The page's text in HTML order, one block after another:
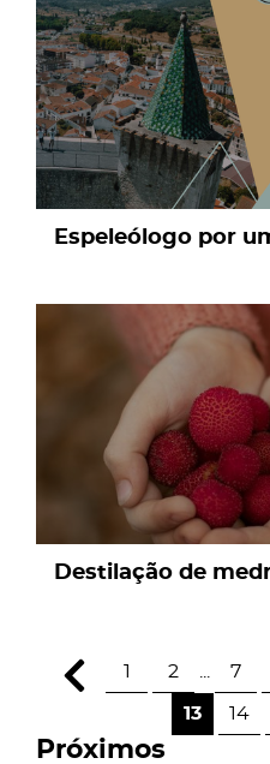
Espeleólogo por
Destilação de
1 2 7
13 14
Próximos